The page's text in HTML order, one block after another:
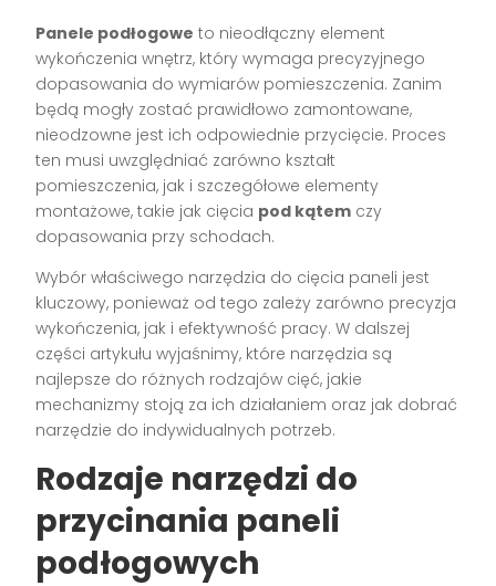
Panele podłogowe to nieodłączny element
wykończenia wnętrz, który wymaga precyzyjnego
dopasowania do wymiarów pomieszczenia. Zanim
będą mogły zostać prawidłowo zamontowane,
nieodzowne jest ich odpowiednie przycięcie. Proces
ten musi uwzględniać zarówno kształt
pomieszczenia, jak i szczegółowe elementy
montażowe, takie jak cięcia pod kątem czy
dopasowania przy schodach.
Wybór właściwego narzędzia do cięcia paneli jest
kluczowy, ponieważ od tego zależy zarówno precyzja
wykończenia, jak i efektywność pracy. W dalszej
części artykułu wyjaśnimy, które narzędzia są
najlepsze do różnych rodzajów cięć, jakie
mechanizmy stoją za ich działaniem oraz jak dobrać
narzędzie do indywidualnych potrzeb.
Rodzaje narzędzi do
przycinania paneli
podłogowych